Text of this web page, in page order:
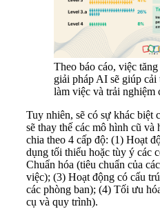
Theo báo cáo, việc
giải pháp AI sẽ giúp cải
làm việc và trải nghiệm
Tuy nhiên, sẽ có sự khác biệt
sẽ thay thế các mô hình cũ
chia theo 4 cấp độ: (1) Hoạt
dụng tối thiểu hoặc tùy ý các
Chuẩn hóa (tiêu chuẩn của
việc); (3) Hoạt động có cấu
các phòng ban); (4) Tối ưu
cụ và quy trình).